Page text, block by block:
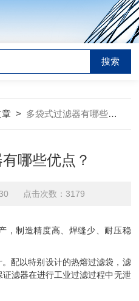
章 > 多袋式过滤器有哪些优点？
哪些优点？
30 点击次数：3179
，制造精度高、焊缝少、耐压稳
配以特别设计的热熔过滤袋，滤
滤器在进行工业过滤过程中无泄